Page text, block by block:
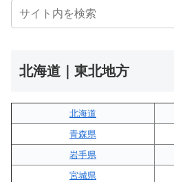
北海道｜東北地方
北海道
青森県
岩手県
宮城県